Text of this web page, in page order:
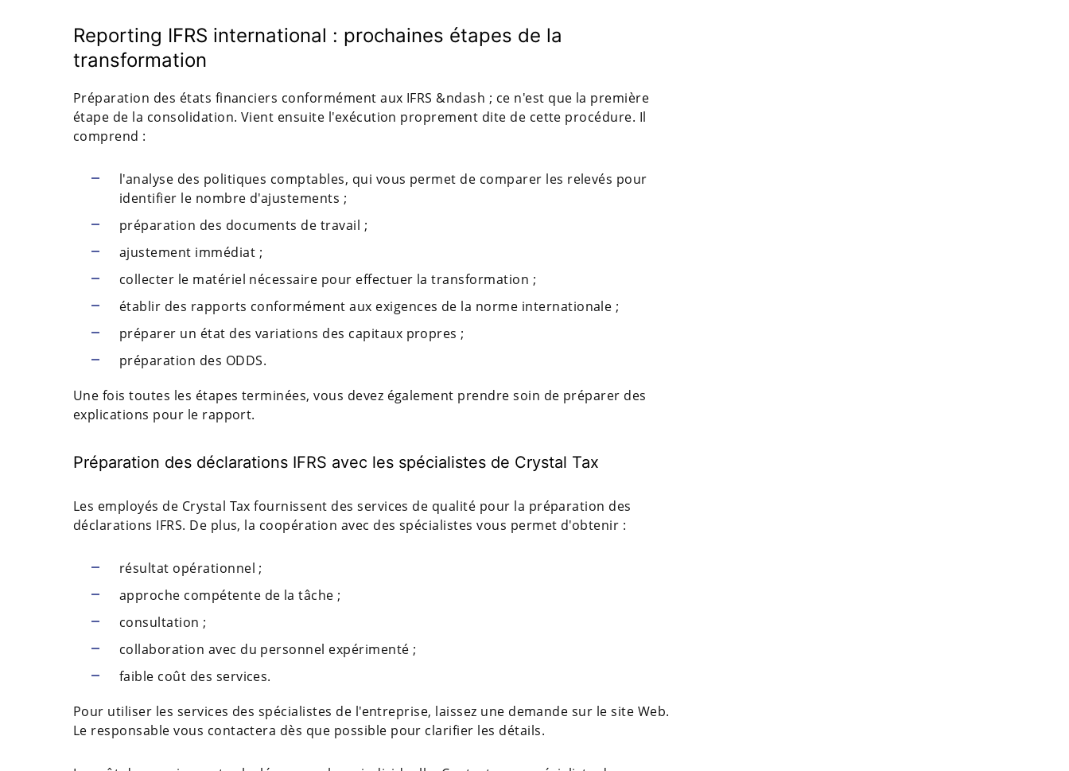
Reporting IFRS international : prochaines étapes de la
transformation
Préparation des états financiers conformément aux IFRS &ndash ; ce n'est que la première
étape de la consolidation. Vient ensuite l'exécution proprement dite de cette procédure. Il
comprend :
l'analyse des politiques comptables, qui vous permet de comparer les relevés pour
identifier le nombre d'ajustements ;
préparation des documents de travail ;
ajustement immédiat ;
collecter le matériel nécessaire pour effectuer la transformation ;
établir des rapports conformément aux exigences de la norme internationale ;
préparer un état des variations des capitaux propres ;
préparation des ODDS.
Une fois toutes les étapes terminées, vous devez également prendre soin de préparer des
explications pour le rapport.
Préparation des déclarations IFRS avec les spécialistes de Crystal Tax
Les employés de Crystal Tax fournissent des services de qualité pour la préparation des
déclarations IFRS. De plus, la coopération avec des spécialistes vous permet d'obtenir :
résultat opérationnel ;
approche compétente de la tâche ;
consultation ;
collaboration avec du personnel expérimenté ;
faible coût des services.
Pour utiliser les services des spécialistes de l'entreprise, laissez une demande sur le site Web.
Le responsable vous contactera dès que possible pour clarifier les détails.